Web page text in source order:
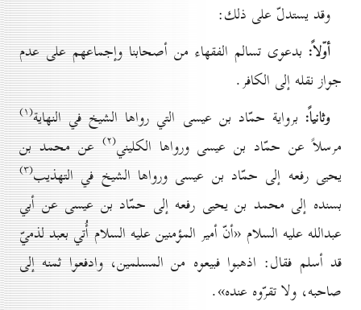
وقد يستدلّ على ذلك:
أوّلاً: بدعوى تسالم الفقهاء من أصحابنا وإجماعهم على عدم
جواز نقله إلى الكافر.
وثانياً: برواية حمّاد بن عيسى التي رواها الشيخ في النهاية(۱)
مرسلاً عن حمّاد بن عيسى ورواها الكليني(۲)
عن محمد بن
يحيى رفعه إلى حمّاد بن عيسى ورواها الشيخ في التهذيب(۳)
بسنده إلى محمد بن يحيى رفعه إلى حمّاد بن عيسى عن أبي
عبدالله عليه السلام «أنّ أمير المؤمنين عليه السلام أُتي بعبد لذميّ
قد أسلم فقال: اذهبوا فبيعوه من المسلمين، وادفعوا ثمنه إلى
صاحبه، ولا تقرّوه عنده».